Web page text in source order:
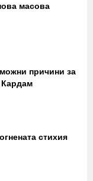
масова
причини за
Кардам
стихия